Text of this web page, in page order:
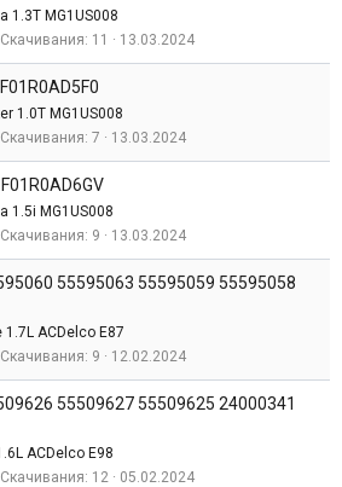
1.3T MG1US008
Скачивания 11 13.03.2024
1.0T MG1US008
Скачивания 7 13.03.2024
1.5i MG1US008
Скачивания 9 13.03.2024
55595063 55595059 55595058
ACDelco E87
Скачивания 9 12.02.2024
55509627 55509625 24000341
ACDelco E98
Скачивания 12 05.02.2024